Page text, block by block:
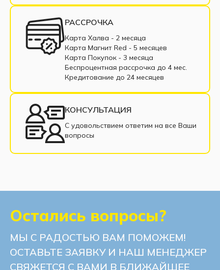
РАССРОЧКА
Карта Халва - 2 месяца
Карта Магнит Red - 5 месяцев
Карта Покупок - 3 месяца
Беспроцентная рассрочка до 4 мес.
Кредитование до 24 месяцев
КОНСУЛЬТАЦИЯ
С удовольствием ответим на все Ваши
вопросы
Остались вопросы?
МЫ С РАДОСТЬЮ ВАМ ПОМОЖЕМ!
ОСТАВЬТЕ ЗАЯВКУ И НАШ МЕНЕДЖЕР
СВЯЖЕТСЯ С ВАМИ В БЛИЖАЙШЕЕ